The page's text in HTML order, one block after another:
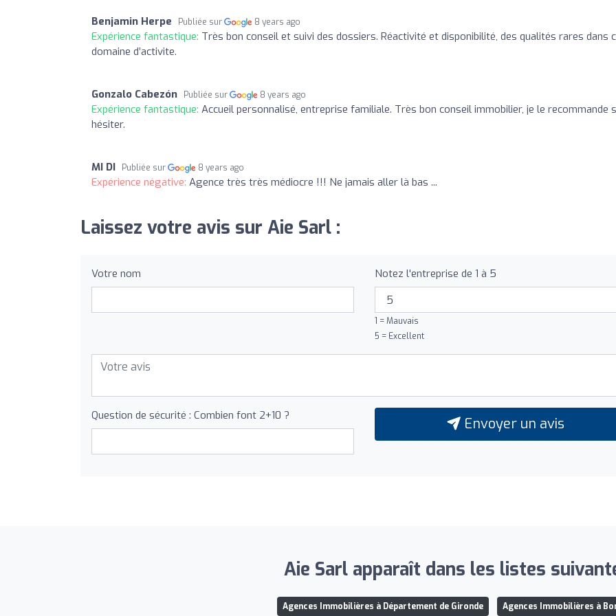
Benjamin Herpe Publiée sur 8 years ago
Expérience fantastique: Très bon conseil et suivi des dossiers. Réactivité et disponibilité, des qualités rares dans
domaine d’activite.
Gonzalo Cabezón Publiée sur 8 years ago
Expérience fantastique: Accueil personnalisé, entreprise familiale. Très bon conseil immobilier, je le recommande
hésiter.
MI DI Publiée sur 8 years ago
Expérience négative: Agence très très médiocre !!! Ne jamais aller là bas ...
Laissez votre avis sur Aie Sarl :
Votre nom Notez l'entreprise de 1 à 5
1 = Mauvais
5 = Excellent
Question de sécurité : Combien font 2+10 ? Envoyer un avis
Aie Sarl apparaît dans les listes
Agences Immobilières à Département de Gironde Agences Immobilières à